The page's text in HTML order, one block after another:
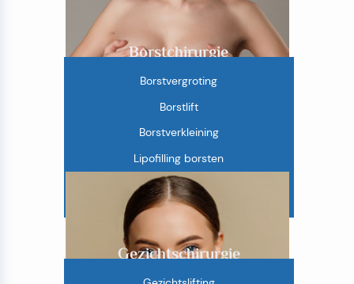
Borstchirurgie
Borstvergroting
Borstlift
Borstverkleining
Lipofilling borsten
Gynaecomastie
Gezichtschirurgie